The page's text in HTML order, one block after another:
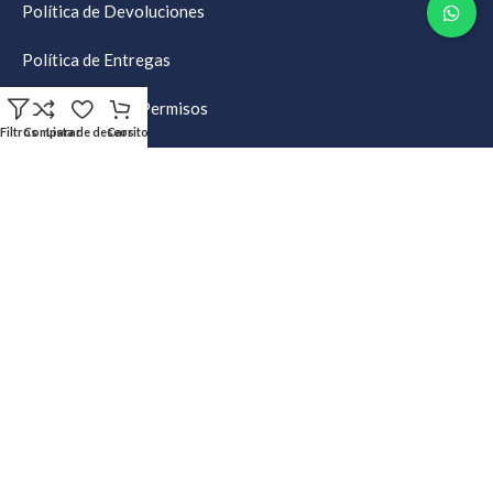
Política de Devoluciones
Política de Entregas
Restricciones & Permisos
FiltrosComparar
Lista de deseos
Carrito